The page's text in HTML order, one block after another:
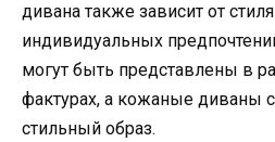
дивана также зависит от
индивидуальных
могут быть представлены в
фактурах, а кожаные диваны
стильный образ.